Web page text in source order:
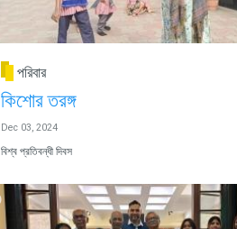
পরিবার
কিশোর তরঙ্গ
Dec 03, 2024
বিশ্ব প্রতিবন্ধী দিবস